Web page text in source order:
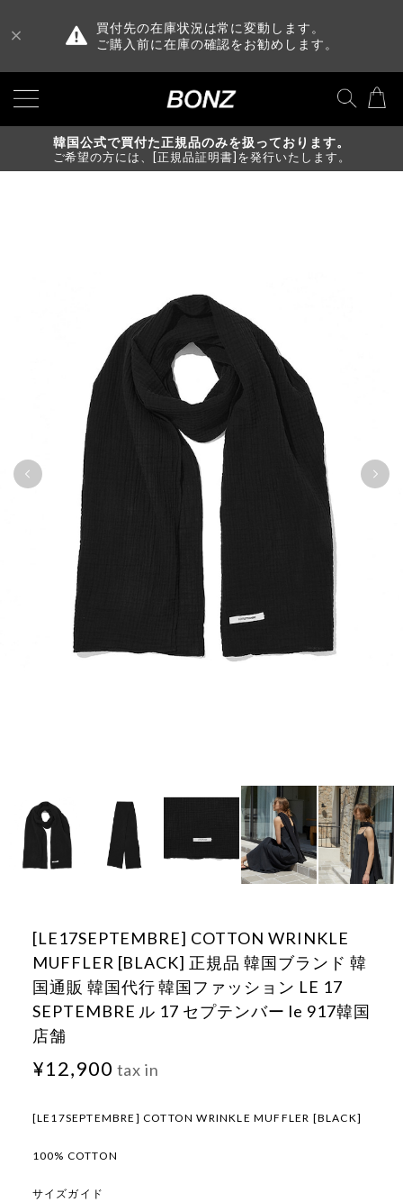
買付先の在庫状況は常に変動します。
ご購入前に在庫の確認をお勧めします。
韓国公式で買付た正規品のみを扱っております。
ご希望の方には、[正規品証明書]を発行いたします。
[LE17SEPTEMBRE] COTTON WRINKLE
MUFFLER [BLACK] 正規品 韓国ブランド 韓
国通販 韓国代行 韓国ファッション LE 17
SEPTEMBRE ル 17 セプテンバー le 917韓国
店舗
¥12,900 tax in
[LE17SEPTEMBRE] COTTON WRINKLE MUFFLER [BLACK]
100% COTTON
サイズガイド